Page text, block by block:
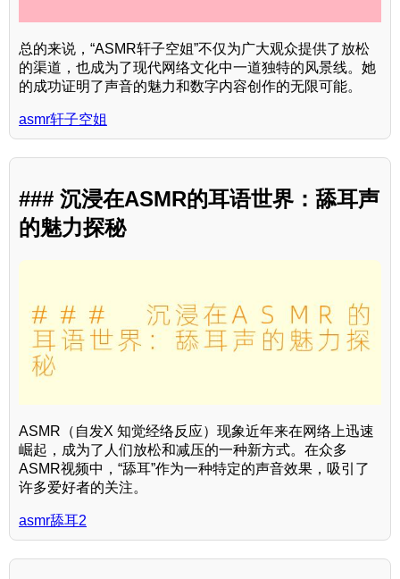
总的来说，“ASMR轩子空姐”不仅为广大观众提供了放松
的渠道，也成为了现代网络文化中一道独特的风景线。她
的成功证明了声音的魅力和数字内容创作的无限可能。
asmr轩子空姐
### 沉浸在ASMR的耳语世界：舔耳声
的魅力探秘
ASMR（自发X 知觉经络反应）现象近年来在网络上迅速
崛起，成为了人们放松和减压的一种新方式。在众多
ASMR视频中，“舔耳”作为一种特定的声音效果，吸引了
许多爱好者的关注。
asmr舔耳2